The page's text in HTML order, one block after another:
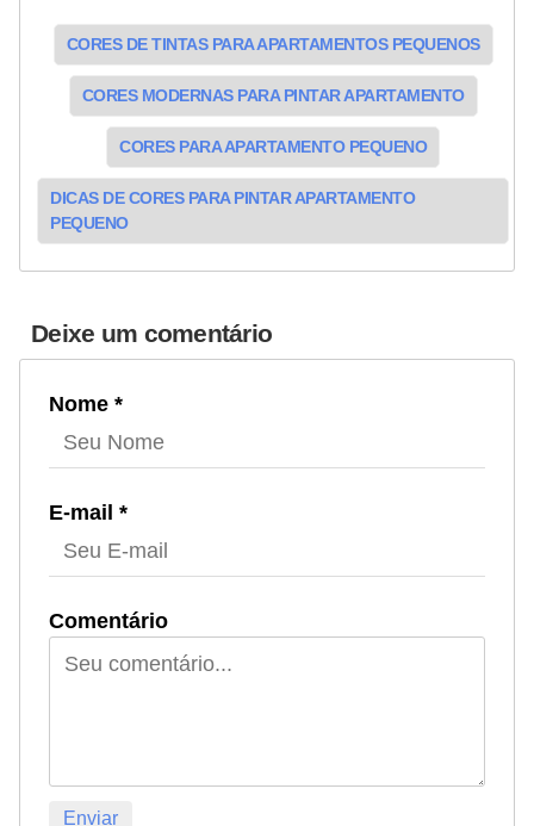
CORES DE TINTAS PARA APARTAMENTOS PEQUENOS
CORES MODERNAS PARA PINTAR APARTAMENTO
CORES PARA APARTAMENTO PEQUENO
DICAS DE CORES PARA PINTAR APARTAMENTO
PEQUENO
Deixe um comentário
Nome *
E-mail *
Comentário